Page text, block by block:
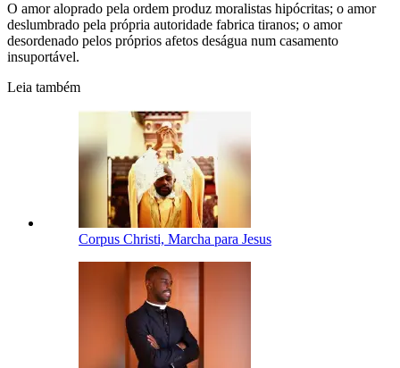
O amor aloprado pela ordem produz moralistas hipócritas; o amor
deslumbrado pela própria autoridade fabrica tiranos; o amor
desordenado pelos próprios afetos deságua num casamento
insuportável.
Leia também
Corpus Christi, Marcha para Jesus